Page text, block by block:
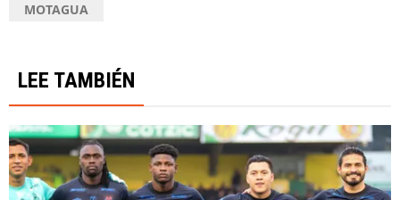
MOTAGUA
LEE TAMBIÉN